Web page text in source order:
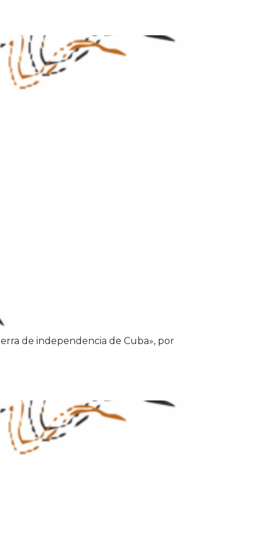
de independencia de Cuba», por